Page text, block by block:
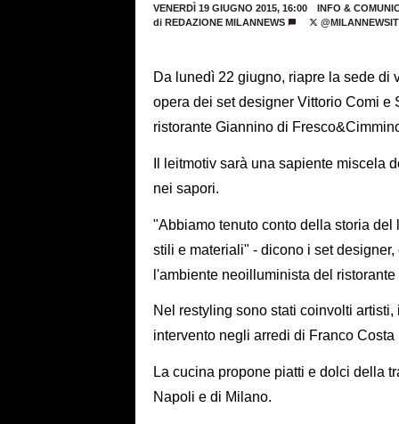
VENERDÌ 19 GIUGNO 2015, 16:00
INFO &
di REDAZIONE MILANNEWS @MILANNEWSIT
Da lunedì 22 giugno, riapre la sede di
opera dei set designer Vittorio Comi
ristorante Giannino di
Il leitmotiv sarà una sapiente miscela
nei sapori.
"Abbiamo tenuto conto della storia
stili e materiali" - dicono i set
l'ambiente neoilluminista del
Nel restyling sono stati coinvolti
intervento negli arredi di Franco Costa
La cucina propone piatti e dolci della
Napoli e di Milano.